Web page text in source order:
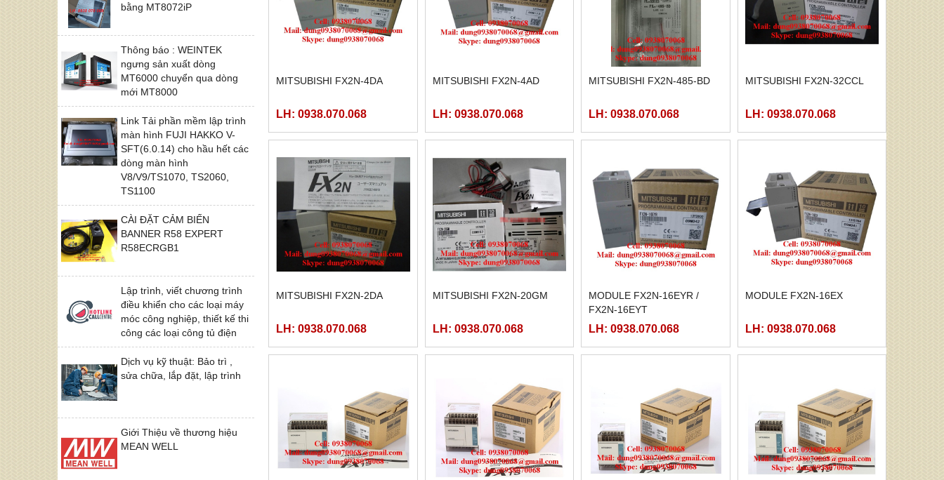
bằng MT8072iP
Thông báo : WEINTEK
ngưng sản xuất dòng
MT6000 chuyển qua dòng
mới MT8000
Link Tải phần mềm lập trình
màn hình FUJI HAKKO V-
SFT(6.0.14) cho hầu hết các
dòng màn hình
V8/V9/TS1070, TS2060,
TS1100
CÀI ĐẶT CẢM BIẾN
BANNER R58 EXPERT
R58ECRGB1
Lập trình, viết chương trình
điều khiển cho các loại máy
móc công nghiệp, thiết kế thi
công các loại công tủ điện
Dịch vụ kỹ thuật: Bảo trì ,
sửa chữa, lắp đặt, lập trình
Giới Thiệu về thương hiệu
MEAN WELL
MITSUBISHI FX2N-4DA
LH: 0938.070.068
MITSUBISHI FX2N-4AD
LH: 0938.070.068
MITSUBISHI FX2N-485-BD
LH: 0938.070.068
MITSUBISHI FX2N-32CCL
LH: 0938.070.068
MITSUBISHI FX2N-2DA
LH: 0938.070.068
MITSUBISHI FX2N-20GM
LH: 0938.070.068
MODULE FX2N-16EYR /
FX2N-16EYT
LH: 0938.070.068
MODULE FX2N-16EX
LH: 0938.070.068